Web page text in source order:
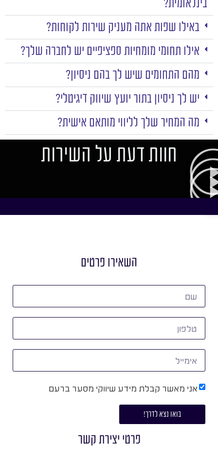
בינלאומית?
באילו שפות אתה מעניק שירות לקוחות?
אילו תחומי מומחיות ספציפיים יש לחברה שלך?
מהם התחומים שיש לך בהם ניסיון?
יש לך ניסיון בתור יועץ שיווק דיגיטלי?
מה המחיר שלך לליווי מותאם אישית?
חוות דעת על השירות
השאירו פרטים
אני מאשר קבלת מידע שיווקי מסער ברעם
בואו נצא לדרך!
פרטי יצירת קשר